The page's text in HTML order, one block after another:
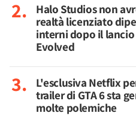
Halo Studios non
realtà licenziato
interni dopo il
Evolved
L'esclusiva Netflix
trailer di GTA 6 sta
molte polemiche